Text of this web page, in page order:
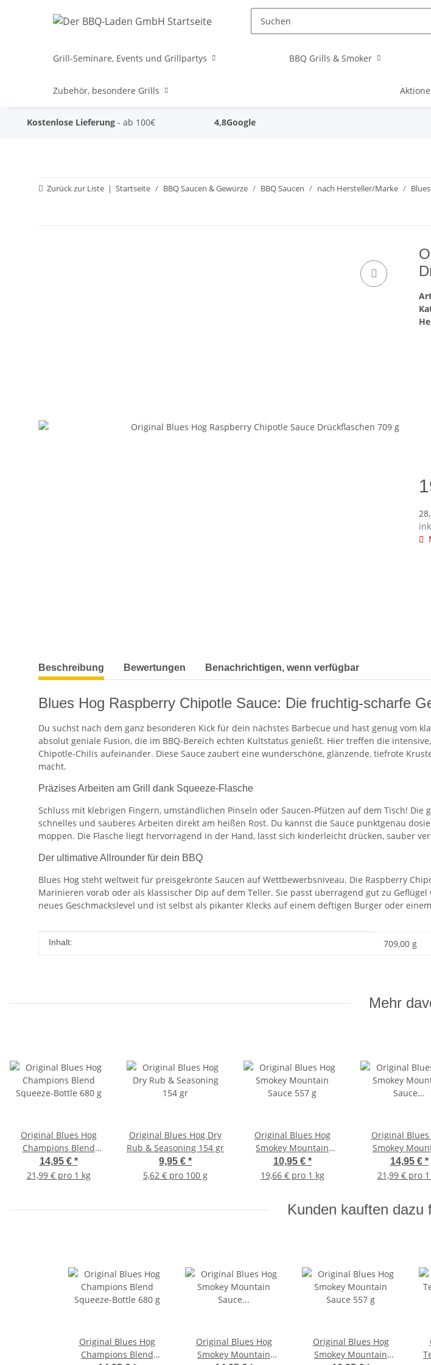
Grill-Seminare, Events und Grillpartys BBQ Grills & Smoker
Zubehör, besondere Grills
Kostenlose Lieferung - ab 100€ 4,8Google
Zurück zur Liste Startseite BBQ Saucen & Gewürze BBQ Saucen nach Hersteller/Marke
weitere Registerkarten anzeigen
Beschreibung Bewertungen Benachrichtigen, wenn verfügbar
Blues Hog Raspberry Chipotle Sauce: Die fruchtig-scharfe
Du suchst nach dem ganz besonderen Kick für dein nächstes Barbecue und hast genug vom
absolut geniale Fusion, die im BBQ-Bereich echten Kultstatus genießt. Hier treffen die
Chipotle-Chilis aufeinander. Diese Sauce zaubert eine wunderschöne, glänzende, tiefrote
macht.
Präzises Arbeiten am Grill dank Squeeze-Flasche
Schluss mit klebrigen Fingern, umständlichen Pinseln oder Saucen-Pfützen auf dem Tisch!
schnelles und sauberes Arbeiten direkt am heißen Rost. Du kannst die Sauce punktgenau
moppen. Die Flasche liegt hervorragend in der Hand, lässt sich kinderleicht drücken, sauber
Der ultimative Allrounder für dein BBQ
Blues Hog steht weltweit für preisgekrönte Saucen auf Wettbewerbsniveau. Die Raspberry
Marinieren vorab oder als klassischer Dip auf dem Teller. Sie passt überragend gut zu
neues Geschmackslevel und ist selbst als pikanter Klecks auf einem deftigen Burger oder
Produkteigenschaft
Wert
Inhalt: 709,00 g
Mehr
Original Blues Hog
Champions Blend
Squeeze-Bottle 680 g
14,95 € *
21,99 € pro 1 kg
Original Blues Hog Dry
Rub & Seasoning 154 gr
9,95 € *
5,62 € pro 100 g
Original Blues Hog
Smokey Mountain
Sauce 557 g
10,95 € *
19,66 € pro 1 kg
Original Blues
Smokey
Sauce
680 g
14,95 € *
21,99 € pro
Kunden kauften dazu
Original Blues Hog
Champions Blend
Original Blues Hog
Smokey Mountain
Original Blues Hog
Smokey Mountain